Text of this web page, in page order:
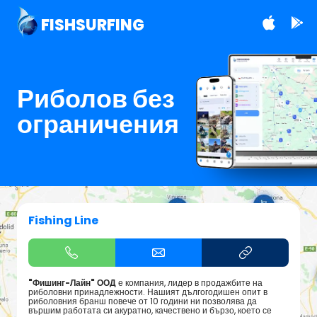
FISHSURFING
Риболов без
ограничения
Fishing Line
"Фишинг-Лайн" ООДе компания, лидер в продажбите на
риболовни принадлежности. Нашият дългогодишен опит в
риболовния бранш повече от 10 години ни позволява да
вършим работата си акуратно, качествено и бързо, което се